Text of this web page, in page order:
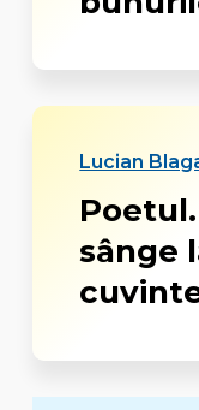
Lucian
sânge